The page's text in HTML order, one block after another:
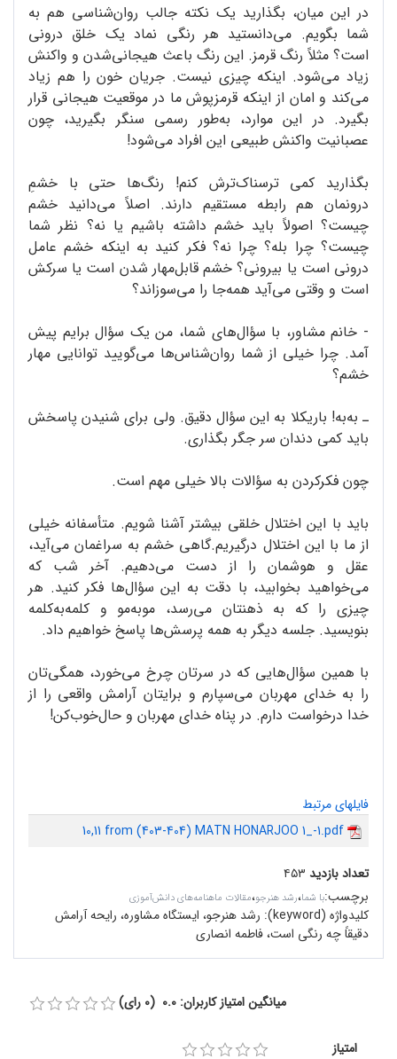
در این میان، بگذارید یک نکته جالب روان‌شناسی هم به
شما بگویم. می‌دانستید هر رنگی نماد یک خلق درونی
است؟ مثلاً رنگ قرمز. این رنگ باعث هیجانی‌شدن و واکنش
زیاد می‌شود. اینکه چیزی نیست. جریان خون را هم زیاد
می‌کند و امان از اینکه قرمزپوش ما در موقعیت هیجانی قرار
بگیرد. در این موارد، به‌طور رسمی سنگر بگیرید، چون
عصبانیت واکنش طبیعی این افراد می‌شود!
بگذارید کمی ترسناک‌ترش کنم! رنگ‌ها حتی با خشمِ
درونمان هم رابطه مستقیم دارند. اصلاً می‌دانید خشم
چیست؟ اصولاً باید خشم داشته باشیم یا نه؟ نظر شما
چیست؟ چرا بله؟ چرا نه؟ فکر کنید به اینکه خشم عامل
درونی است یا بیرونی؟ خشم قابل‌مهار شدن است یا سرکش
است و وقتی می‌آید همه‌جا را می‌سوزاند؟
- خانم مشاور، با سؤال‌های شما، من یک سؤال برایم پیش
آمد. چرا خیلی از شما روان‌شناس‌ها می‌گویید توانایی مهار
خشم؟
ـ به‌به! باریکلا به این سؤال دقیق. ولی برای شنیدن پاسخش
باید کمی دندان سر جگر بگذاری.
چون فکرکردن به سؤالات بالا خیلی مهم است.
باید با این اختلال خلقی بیشتر آشنا شویم. متأسفانه خیلی
از ما با این اختلال درگیریم.گاهی خشم به سراغمان می‌آید،
عقل و هوشمان را از دست می‌دهیم. آخر شب که
می‌خواهید بخوابید، با دقت به این سؤال‌ها فکر کنید. هر
چیزی را که به ذهنتان می‌رسد، موبه‌مو و کلمه‌به‌کلمه
بنویسید. جلسه دیگر به همه پرسش‌ها پاسخ خواهیم داد.
با همین سؤال‌هایی که در سرتان چرخ می‌خورد، همگی‌تان
را به خدای مهربان می‌سپارم و برایتان آرامش واقعی را از
خدا درخواست دارم. در پناه خدای مهربان و حال‌خوب‌کن!
فایلهای مرتبط
10,11 from (403-404) MATN HONARJOO 1_-1.pdf
تعداد بازدید ۴۵۳
برچسب:با شما،رشد هنرجو،مقالات ماهنامه‌های دانش‌آموزی
کلیدواژه (keyword):
رشد هنرجو، ایستگاه مشاوره، رایحه آرامش
دقیقاً چه رنگی است، فاطمه انصاری
میانگین امتیاز کاربران: 0.0 (0 رای)
امتیاز